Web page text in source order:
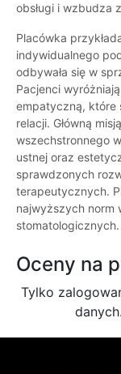
obsługi i wzbudza
Placówka
indywidualnego
odbywała się w
Pacjenci
empatyczną, które
relacji. Główną
wszechstronnego
ustnej oraz
sprawdzonych
terapeutycznych.
najwyższych norm
stomatologicznych.
Oceny na
Tylko
danych.